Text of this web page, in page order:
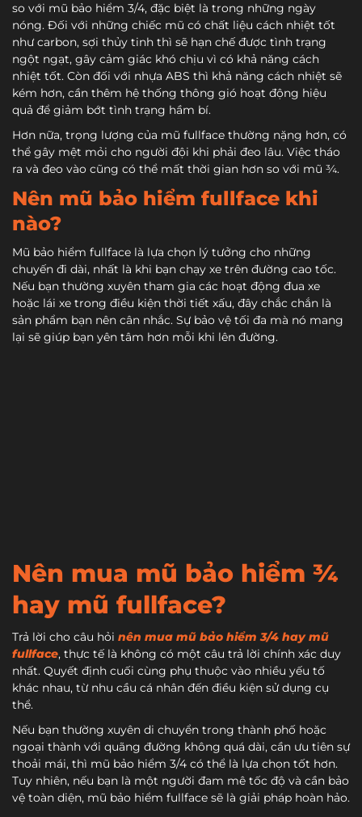
so với mũ bảo hiểm 3/4, đặc biệt là trong những ngày
nóng. Đối với những chiếc mũ có chất liệu cách nhiệt tốt
như carbon, sợi thủy tinh thì sẽ hạn chế được tình trạng
ngột ngạt, gây cảm giác khó chịu vì có khả năng cách
nhiệt tốt. Còn đối với nhựa ABS thì khả năng cách nhiệt sẽ
kém hơn, cần thêm hệ thống thông gió hoạt động hiệu
quả để giảm bớt tình trạng hầm bí.
Hơn nữa, trọng lượng của mũ fullface thường nặng hơn, có
thể gây mệt mỏi cho người đội khi phải đeo lâu. Việc tháo
ra và đeo vào cũng có thể mất thời gian hơn so với mũ ¾.
Nên mũ bảo hiểm fullface khi
nào?
Mũ bảo hiểm fullface là lựa chọn lý tưởng cho những
chuyến đi dài, nhất là khi bạn chạy xe trên đường cao tốc.
Nếu bạn thường xuyên tham gia các hoạt động đua xe
hoặc lái xe trong điều kiện thời tiết xấu, đây chắc chắn là
sản phẩm bạn nên cân nhắc. Sự bảo vệ tối đa mà nó mang
lại sẽ giúp bạn yên tâm hơn mỗi khi lên đường.
Nên mua mũ bảo hiểm ¾
hay mũ fullface?
Trả lời cho câu hỏi nên mua mũ bảo hiểm 3/4 hay mũ
fullface, thực tế là không có một câu trả lời chính xác duy
nhất. Quyết định cuối cùng phụ thuộc vào nhiều yếu tố
khác nhau, từ nhu cầu cá nhân đến điều kiện sử dụng cụ
thể.
Nếu bạn thường xuyên di chuyển trong thành phố hoặc
ngoại thành với quãng đường không quá dài, cần ưu tiên sự
thoải mái, thì mũ bảo hiểm 3/4 có thể là lựa chọn tốt hơn.
Tuy nhiên, nếu bạn là một người đam mê tốc độ và cần bảo
vệ toàn diện, mũ bảo hiểm fullface sẽ là giải pháp hoàn hảo.